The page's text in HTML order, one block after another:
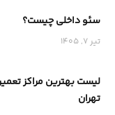
سئو داخلی چیست؟
تیر 7, 1405
لیست بهترین مراکز
تهران